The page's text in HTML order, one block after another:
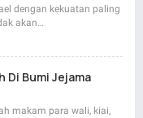
dengan kekuatan paling
akan…
Di Bumi Jejama
makam para wali, kiai,